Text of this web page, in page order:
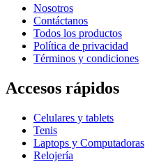
Nosotros
Contáctanos
Todos los productos
Política de privacidad
Términos y condiciones
Accesos rápidos
Celulares y tablets
Tenis
Laptops y Computadoras
Relojería